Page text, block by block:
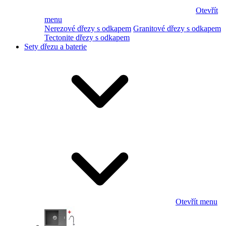
Otevřít
menu
Nerezové dřezy s odkapem Granitové dřezy s odkapem
Tectonite dřezy s odkapem
Sety dřezu a baterie
Otevřít menu